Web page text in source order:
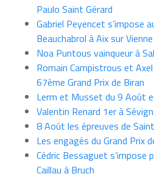
Paulo Saint Gérard
Gabriel Peyencet s’impose
Beauchabrol à Aix sur
Noa Puntous vainqueur à
Romain Campistrous et
67ème Grand Prix de Biran
Lerm et Musset du 9 Août
Valentin Renard 1er à
8 Août les épreuves de
Les engagés du Grand Prix
Cédric Bessaguet s’impose
Caillau à Bruch